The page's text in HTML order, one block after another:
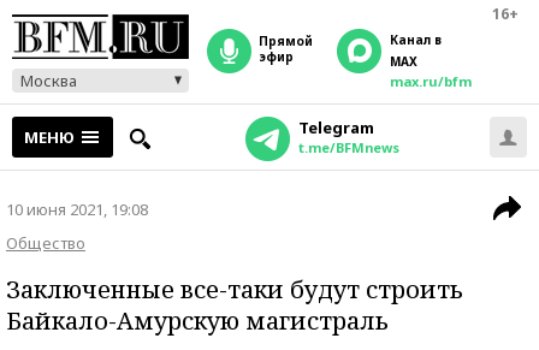
16+
Москва
прямой
эфир
Канал в
MAX
max.ru/bfm
МЕНЮ Telegram
t.me/BFMnews
10 июня 2021, 19:08
Общество
Заключенные все-таки будут строить
Байкало-Амурскую магистраль